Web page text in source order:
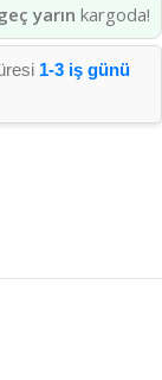
yarın kargoda!
1-3 iş günü